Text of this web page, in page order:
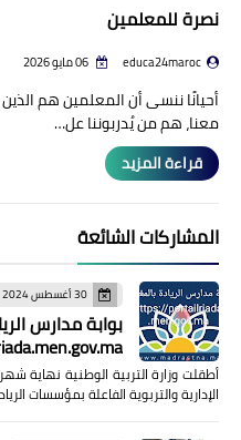
نصرة للمعلمين
educa24maroc
أحيانًا ننسى أن المعلمين هم
معنا، هم من يُدربوننا عل…
قراءة المزيد
المشاركات الشائعة
30 أغسطس 2024
بوابة مدارس
أطقلت وزارة التربية الوطنية نهاية
الإدارية والتربوية الفاعلة بمؤسسات